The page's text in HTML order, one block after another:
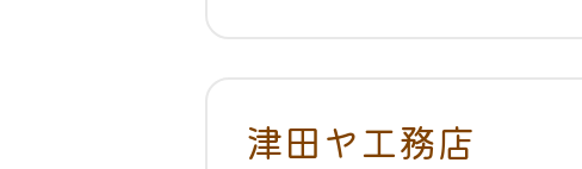
津田ヤ工務店